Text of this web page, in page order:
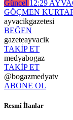
Güncel 12:29
GÖÇMEN
ayvacikgazetesi
BEĞEN
gazeteayvacik
TAKİP ET
medyabogaz
TAKİP ET
@bogazmedyatv
ABONE OL
Resmî İlanlar